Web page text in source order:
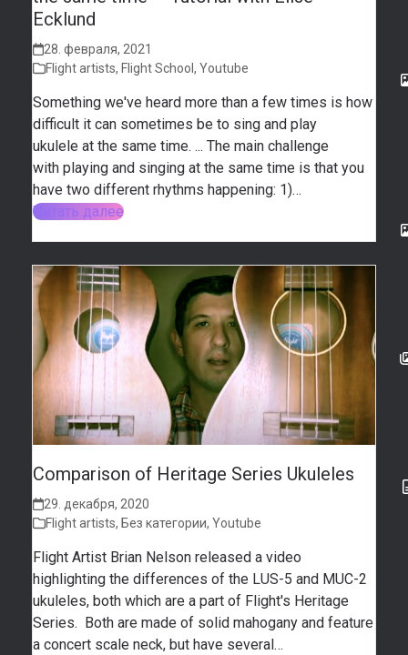
Ecklund
28. февраля, 2021
Flight artists, Flight School , Youtube
Something we've heard more than a few times is how
difficult it can sometimes be to sing and play
ukulele at the same time. ... The main challenge
with playing and singing at the same time is that you
have two different rhythms happening: 1)…
Читать далее
Comparison of Heritage Series Ukuleles
29. декабря, 2020
Flight artists, Без категории, Youtube
Flight Artist Brian Nelson released a video
highlighting the differences of the LUS-5 and MUC-2
ukuleles, both which are a part of Flight's Heritage
Series. Both are made of solid mahogany and feature
a concert scale neck, but have several…